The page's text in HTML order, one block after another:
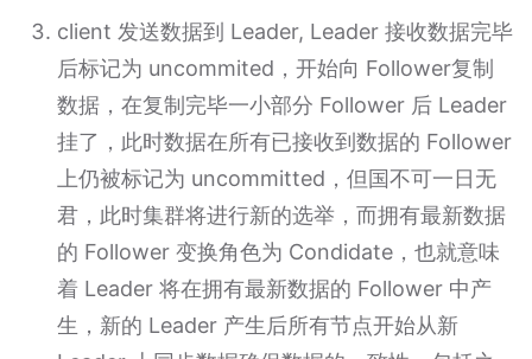
client 发送数据到 Leader, Leader 接收数据完毕
后标记为 uncommited，开始向 Follower复制
数据，在复制完毕一小部分 Follower 后 Leader
挂了，此时数据在所有已接收到数据的 Follower
上仍被标记为 uncommitted，但国不可一日无
君，此时集群将进行新的选举，而拥有最新数据
的 Follower 变换角色为 Condidate，也就意味
着 Leader 将在拥有最新数据的 Follower 中产
生，新的 Leader 产生后所有节点开始从新